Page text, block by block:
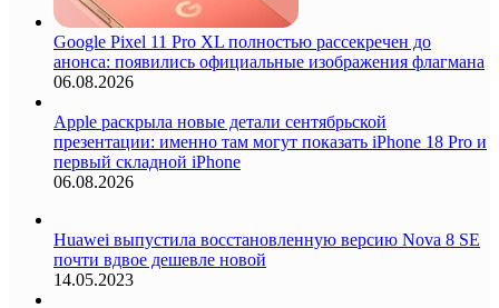
Google Pixel 11 Pro XL полностью рассекречен до
анонса: появились официальные изображения флагмана
06.08.2026
Apple раскрыла новые детали сентябрьской
презентации: именно там могут показать iPhone 18 Pro и
первый складной iPhone
06.08.2026
Huawei выпустила восстановленную версию Nova 8 SE
почти вдвое дешевле новой
14.05.2023